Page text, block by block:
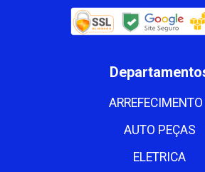
ARREFECIMENTO
AUTO PEÇAS
ELETRICA